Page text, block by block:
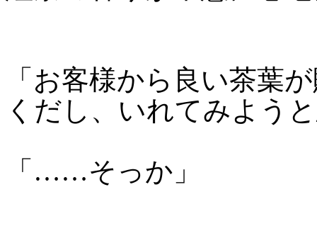
「お客様から良い茶葉
くだし、いれてみよう
「……そっか」